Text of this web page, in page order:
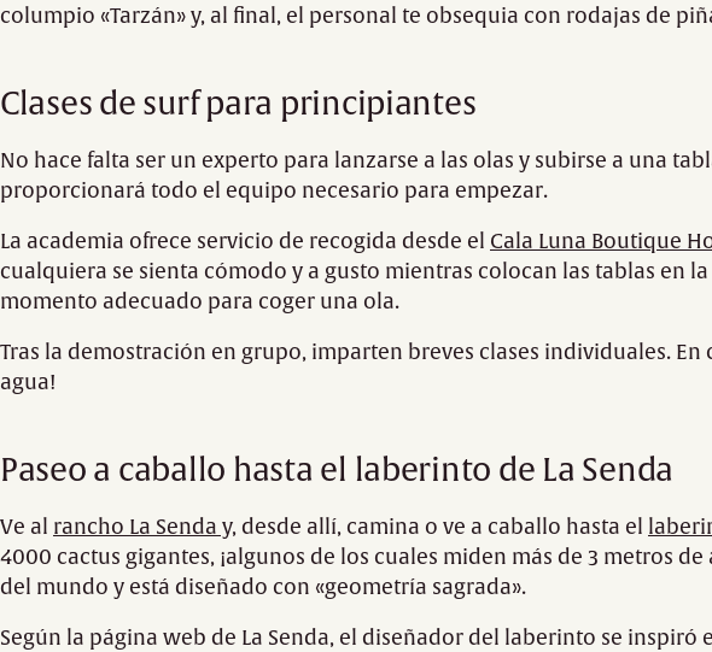
columpio «Tarzán» y, al final, el personal te obsequia con rodajas de
Clases de surf para principiantes
No hace falta ser un experto para lanzarse a las olas y subirse a una
proporcionará todo el equipo necesario para empezar.
La academia ofrece servicio de recogida desde el Cala Luna Boutique
cualquiera se sienta cómodo y a gusto mientras colocan las tablas en
momento adecuado para coger una ola.
Tras la demostración en grupo, imparten breves clases individuales.
agua!
Paseo a caballo hasta el laberinto de La Senda
Ve al rancho La Senda y, desde allí, camina o ve a caballo hasta el
4000 cactus gigantes, ¡algunos de los cuales miden más de 3 metros
del mundo y está diseñado con «geometría sagrada».
Según la página web de La Senda, el diseñador del laberinto se